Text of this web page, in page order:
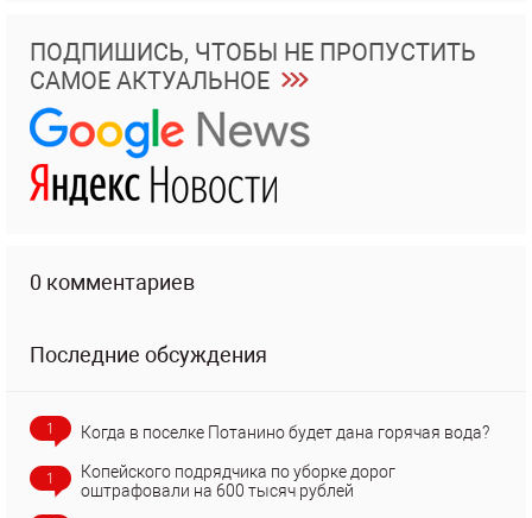
ПОДПИШИСЬ, ЧТОБЫ НЕ ПРОПУСТИТЬ
САМОЕ АКТУАЛЬНОЕ
0 комментариев
Последние обсуждения
1 Когда в поселке Потанино будет дана горячая вода?
1
Копейского подрядчика по уборке дорог
оштрафовали на 600 тысяч рублей